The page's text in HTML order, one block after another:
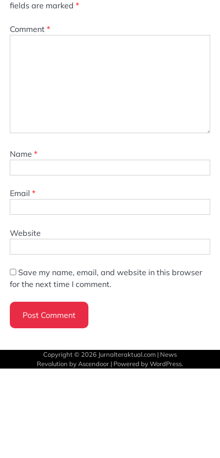
fields are marked *
Comment *
Name *
Email *
Website
Save my name, email, and website in this browser
for the next time I comment.
Copyright © 2026 Jurnalteraktual.com | News
Revolution by Ascendoor | Powered byWordPress.